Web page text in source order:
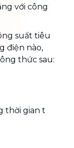
với công
suất tiêu
điện nào,
thức sau:
thời gian t